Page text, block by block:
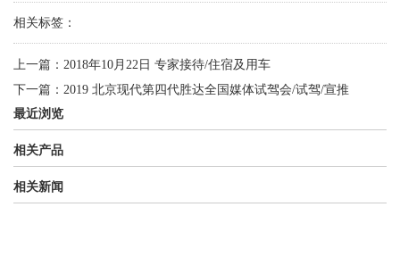
相关标签：
上一篇： 2018年10月22日 专家接待/住宿及用车
下一篇： 2019 北京现代第四代胜达全国媒体试驾会/试驾/宣推
最近浏览
相关产品
相关新闻